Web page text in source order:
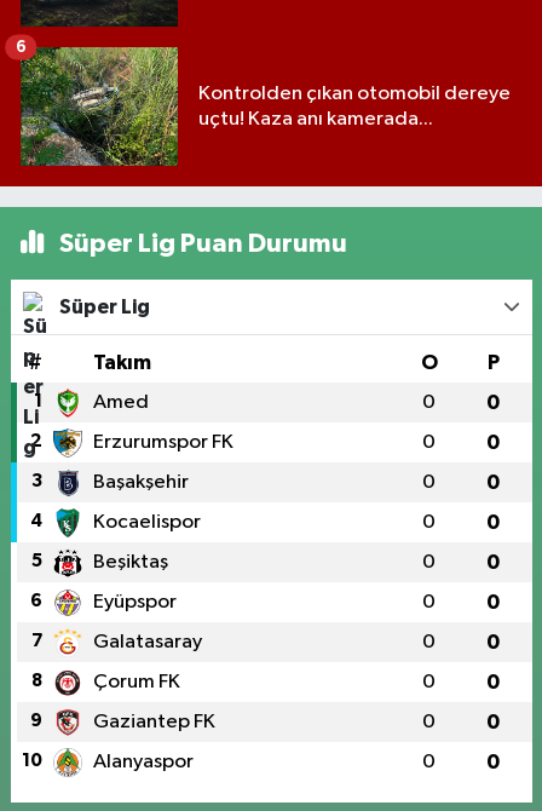
Kontrolden çıkan otomobil dereye
uçtu! Kaza anı kamerada...
6
Süper Lig Puan Durumu
Süper Lig
# Takım O P
1 Amed 0 0
2 Erzurumspor FK 0 0
3 Başakşehir 0 0
4 Kocaelispor 0 0
5 Beşiktaş 0 0
6 Eyüpspor 0 0
7 Galatasaray 0 0
8 Çorum FK 0 0
9 Gaziantep FK 0 0
10 Alanyaspor 0 0